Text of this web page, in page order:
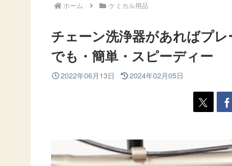
ホーム ケミカル用品
チェーン洗浄器があればプ
でも・簡単・スピーディー
2022年06月13日 2024年02月05日